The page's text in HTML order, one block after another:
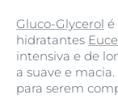
Gluco-Glycerol é
hidratantes
intensiva e de
a suave e
para serem